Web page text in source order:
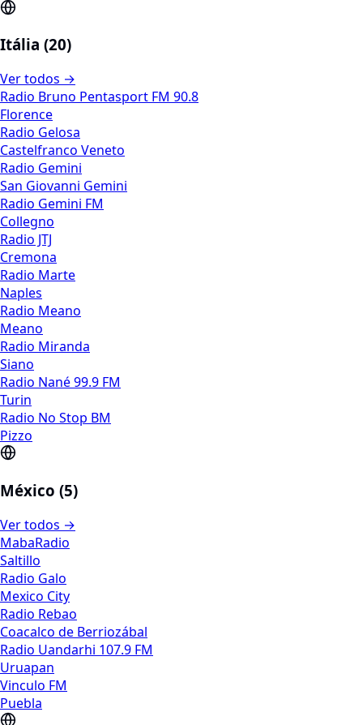
Itália (20)
Ver todos →
Radio Bruno Pentasport FM 90.8
Florence
Radio Gelosa
Castelfranco Veneto
Radio Gemini
San Giovanni Gemini
Radio Gemini FM
Collegno
Radio JTJ
Cremona
Radio Marte
Naples
Radio Meano
Meano
Radio Miranda
Siano
Radio Nané 99.9 FM
Turin
Radio No Stop BM
Pizzo
México (5)
Ver todos →
MabaRadio
Saltillo
Radio Galo
Mexico City
Radio Rebao
Coacalco de Berriozábal
Radio Uandarhi 107.9 FM
Uruapan
Vinculo FM
Puebla